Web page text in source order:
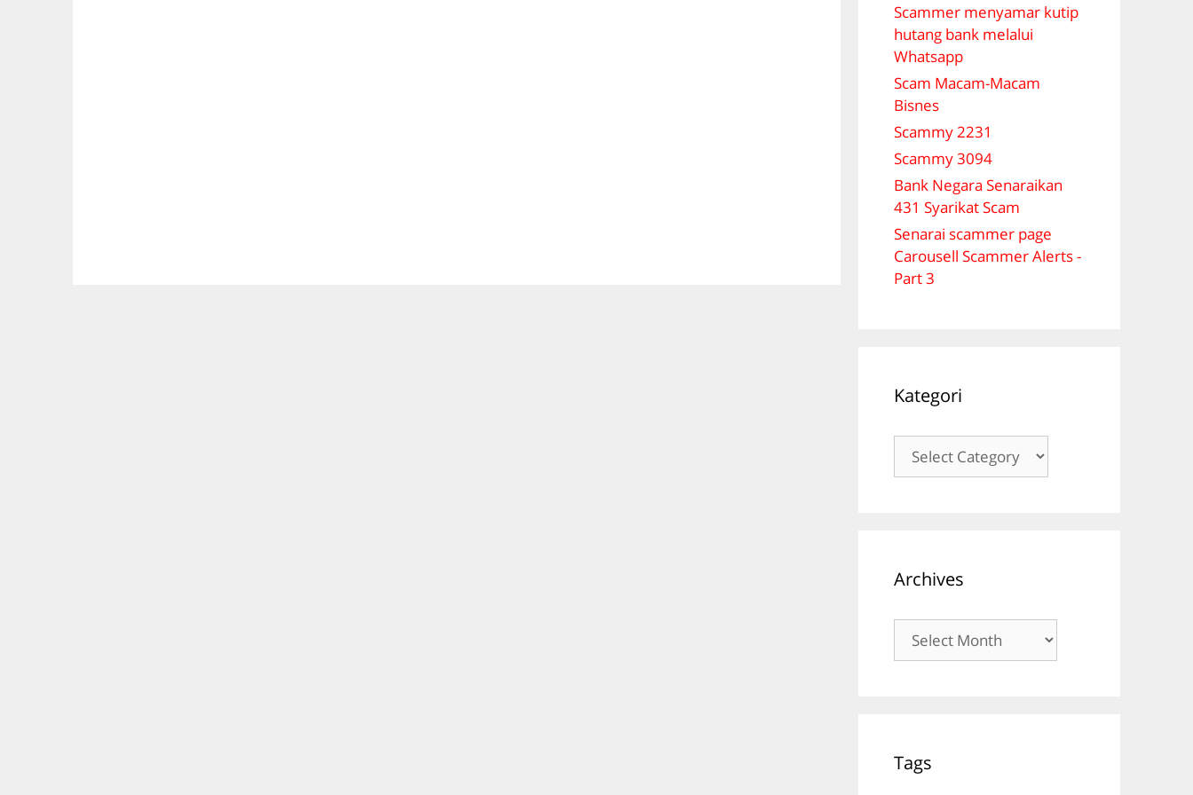
Scammer menyamar kutip
hutang bank melalui
Whatsapp
Scam Macam-Macam
Bisnes
Scammy 2231
Scammy 3094
Bank Negara Senaraikan
431 Syarikat Scam
Senarai scammer page
Carousell Scammer Alerts -
Part 3
Kategori
Kategori
Archives
Archives
Tags